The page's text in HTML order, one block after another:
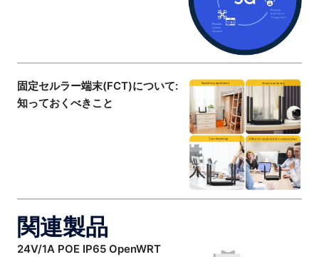
固定セルラー端末(FCT)について:
知っておくべきこと
関連製品
24V/1A POE IP65 OpenWRT